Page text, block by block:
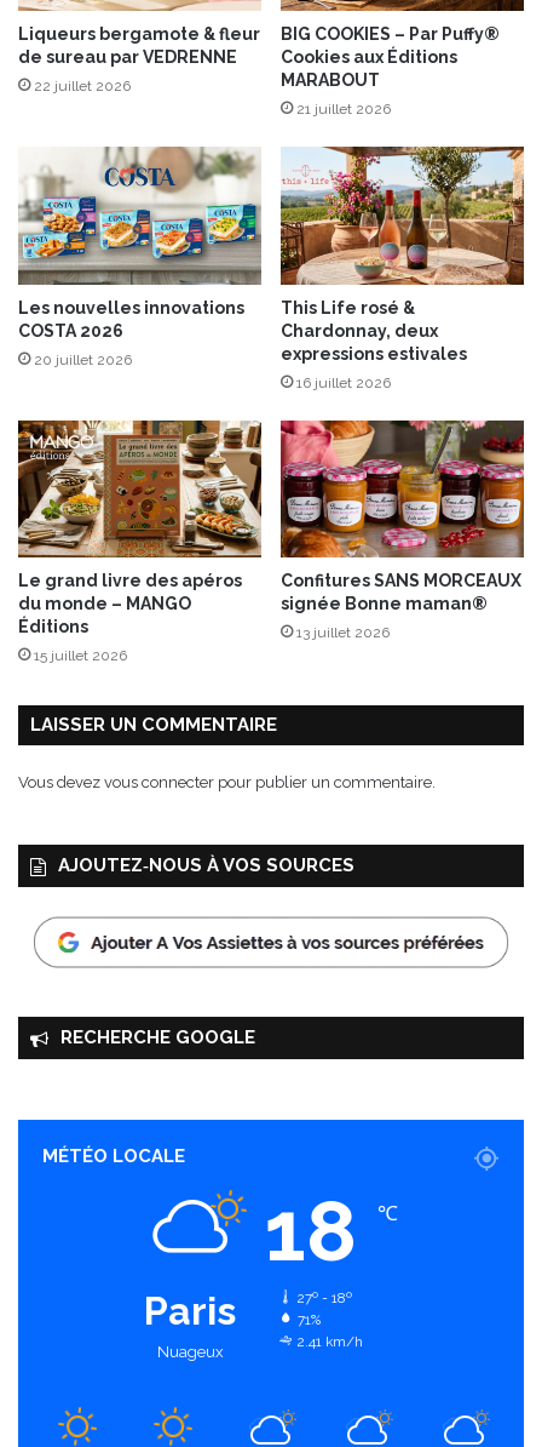
e
n
a
d
e
n
f
o
r
m
a
t
é
d
t
!
t
e
s
r
-
f
a
i
r
e
H
.
M
O
U
E
R
Liqueurs bergamote & fleur
de sureau par VEDRENNE
22 juillet 2026
BIG COOKIES – Par Puffy®
Cookies aux Éditions
MARABOUT
21 juillet 2026
Les nouvelles innovations
COSTA 2026
20 juillet 2026
This Life rosé &
Chardonnay, deux
expressions estivales
16 juillet 2026
Le grand livre des apéros
du monde – MANGO
Éditions
15 juillet 2026
Confitures SANS MORCEAUX
signée Bonne maman®
13 juillet 2026
LAISSER UN COMMENTAIRE
Vous devez vous connecter pour publier un commentaire.
AJOUTEZ‑NOUS À VOS SOURCES
RECHERCHE GOOGLE
MÉTÉO LOCALE
Paris
Nuageux
18 ℃
27º - 18º
71%
2.41 km/h